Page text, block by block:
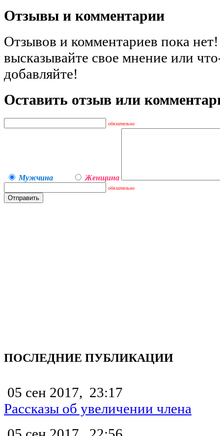
Отзывы и комментарии
Отзывов и комментариев пока
высказывайте свое мнение или
добавляйте!
Оставить отзыв или
обязательно
Мужчина Женщина
обязательно
ПОСЛЕДНИЕ ПУБЛИКАЦИИ
05 сен 2017, 23:17
Рассказы об увеличении члена